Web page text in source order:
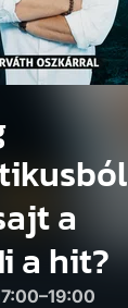
Hírek
a
a hit?